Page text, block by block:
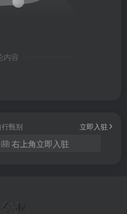
forum/86495.html
内容
甄别 立即入驻
右上角立即入驻